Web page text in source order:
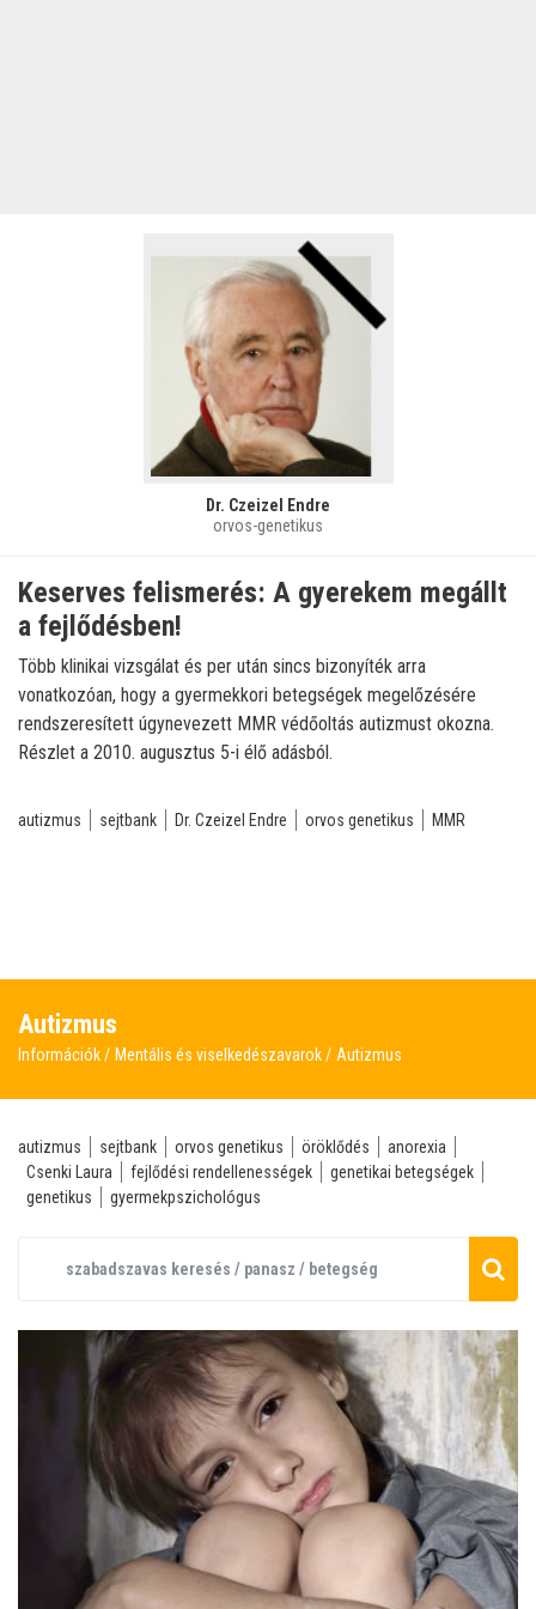
Dr. Czeizel Endre
orvos-genetikus
Keserves felismerés: A gyerekem megállt
a fejlődésben!
Több klinikai vizsgálat és per után sincs bizonyíték arra
vonatkozóan, hogy a gyermekkori betegségek megelőzésére
rendszeresített úgynevezett MMR védőoltás autizmust okozna.
Részlet a 2010. augusztus 5-i élő adásból.
autizmus sejtbank Dr. Czeizel Endre orvos genetikus MMR
Autizmus
Információk Mentális és viselkedészavarok Autizmus
autizmus sejtbank orvos genetikus öröklődés
anorexia
Csenki Laura
fejlődési rendellenességek
genetikai betegségek
genetikus
gyermekpszichológus